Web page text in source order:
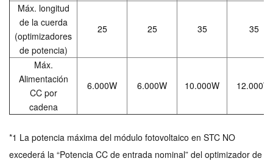
Máx. longitud
de la cuerda
(optimizadores
de potencia)
25 25 35 35
Máx.
Alimentación
CC por
cadena
6.000W 6.000W 10.000W 12.000W
*1 La potencia máxima del módulo fotovoltaico en STC NO
excederá la “Potencia CC de entrada nominal” del optimizador de